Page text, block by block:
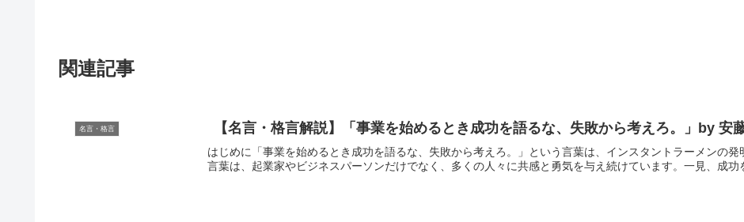
関連記事
名言・格言 【名言・格言解説】「事業を始めるとき成功を語るな、失敗から考えろ。」by 安
はじめに「事業を始めるとき成功を語るな、失敗から考えろ。」という言葉は、インスタントラーメンの
言葉は、起業家やビジネスパーソンだけでなく、多くの人々に共感と勇気を与え続けています。一見、成功